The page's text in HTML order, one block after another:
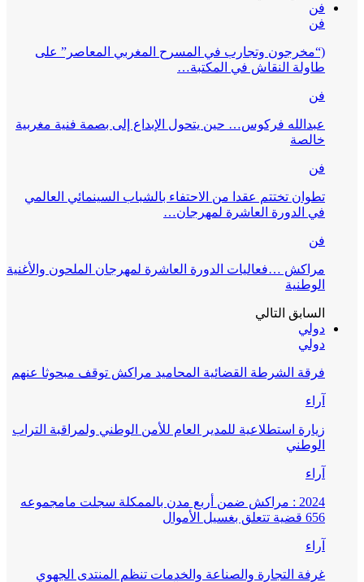
فن
فن
(“مخرجون وتجارب في المسرح المغربي المعاصر” على
طاولة النقاش في المكتبة…
فن
عبدالله فركوس… حين يتحول الإبداع إلى بصمة فنية مغربية
خالصة
فن
تطوان تختتم عقدا من الاحتفاء بالشباب السينمائي العالمي
في الدورة العاشرة لمهرجان…
فن
مراكش …فعاليات الدورة العاشرة لمهرجان الملحون والأغنية
الوطنية
السابق التالي
دولي
دولي
فرقة الشرطة القضائية المحاميد مراكش توقف مبحوثا عنهم
آراء
زيارة استطلاعية للمدير العام للأمن الوطني ولمراقبة التراب
الوطني
آراء
2024 : مراكش ضمن أربع مدن بالممكلة سجلت مامجموعه
656 قضية تتعلق بغسيل الأموال
آراء
غرفة التجارة والصناعة والخدمات تنظم المنتدى الجهوي